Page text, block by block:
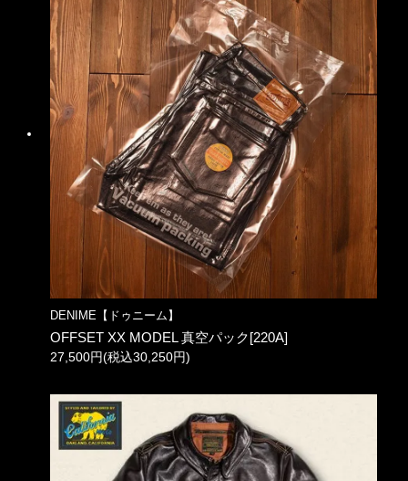
DENIME【ドゥニーム】
OFFSET XX MODEL 真空パック[220A]
27,500円(税込30,250円)